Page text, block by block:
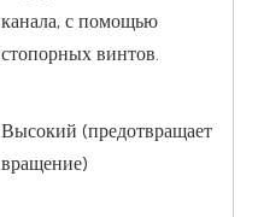
канала, с помощью
стопорных винтов.
Высокий (предотвращает
вращение)